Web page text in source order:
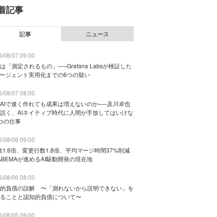
記事
記事 ニュース
08/07 09:00
「測定されるもの」──Grafana Labsが検証した
ジェント実用化までの6つの疑い
08/07 08:00
で速く作れても成果は増えないのか──及川卓也
く、AIネイティブ時代に人間が手放してはいけな
の仕事
08/06 09:00
1.6倍、変更行数1.8倍、平均マージ時間37%削減
が進めるAI駆動開発の現在地
08/06 08:00
負債の誤解 〜「測れないから説明できない」を
ことと認知的負債について〜
08/05 09:00